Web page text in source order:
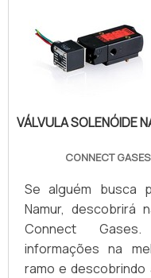
de
questões.Estrutura
VÁLVULA SOLENÓIDE
CONNECT GASES
Se alguém busca
Namur, descobrirá
Connect
informações na
ramo e descobrindo